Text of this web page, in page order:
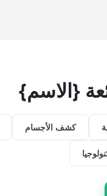
{الاسم}
كشف الأجسام